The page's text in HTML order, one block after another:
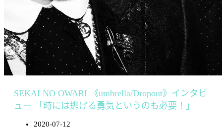
SEKAI NO OWARI 《umbrella/Dropout》インタビ
ュー 「時には逃げる勇気というのも必要！」
2020-07-12